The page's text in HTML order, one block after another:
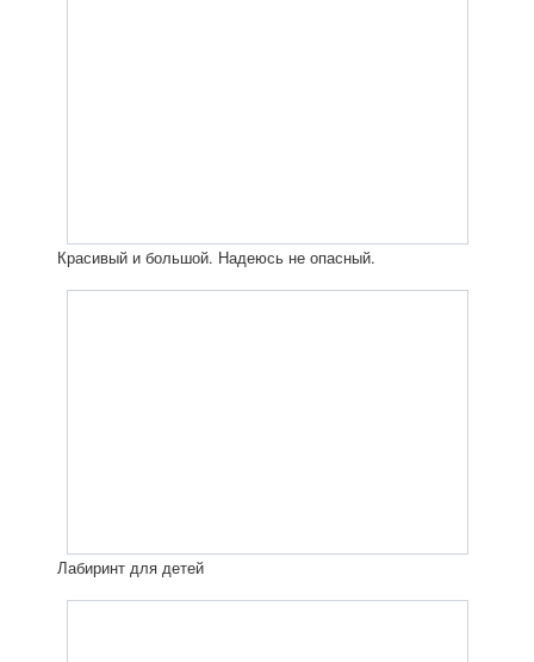
Красивый и большой. Надеюсь не опасный.
Лабиринт для детей